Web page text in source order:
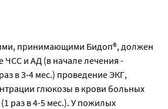
принимающими Бидоп®, должен
ЧСС и АД (в начале лечения -
в 3-4 мес.) проведение ЭКГ,
глюкозы в крови больных
раз в 4-5 мес.). У пожилых